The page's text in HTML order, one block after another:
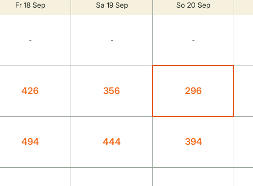
Fr 18 Sep Sa 19 Sep So 20 Sep
- - -
426 356 296
494 444 394